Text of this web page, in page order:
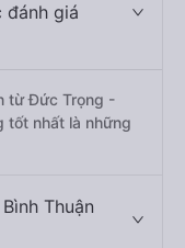
giá
từ Đức Trọng -
tốt nhất là những
Thuận